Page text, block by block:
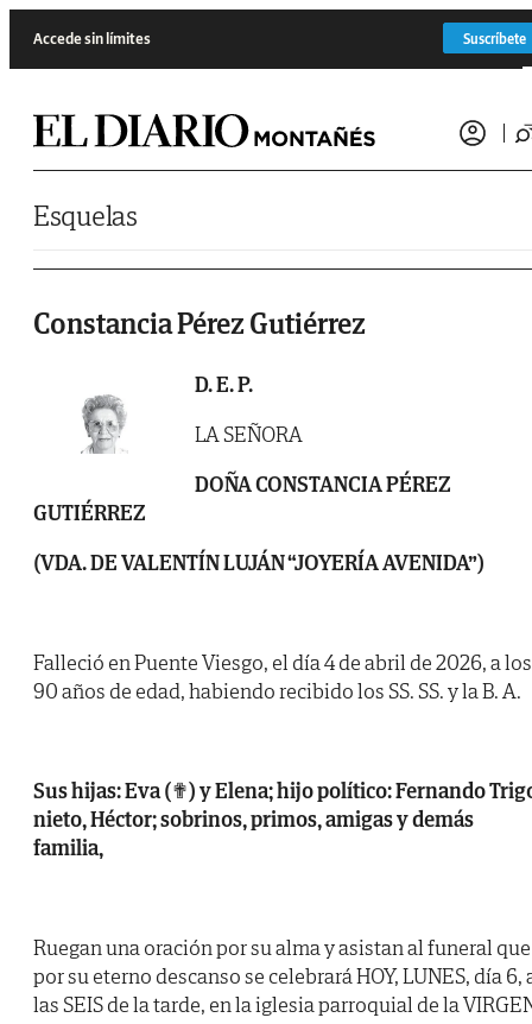
Accede sin límites Suscríbete
Esquelas
Constancia Pérez Gutiérrez
D. E. P.
LA SEÑORA
DOÑA CONSTANCIA PÉREZ
GUTIÉRREZ
(VDA. DE VALENTÍN LUJÁN “JOYERÍA AVENIDA”)
Falleció en Puente Viesgo, el día 4 de abril de 2026, a los
90 años de edad, habiendo recibido los SS. SS. y la B. A.
Sus hijas: Eva (✟) y Elena; hijo político: Fernando
nieto, Héctor; sobrinos, primos, amigas y demás
familia,
Ruegan una oración por su alma y asistan al funeral que
por su eterno descanso se celebrará HOY, LUNES, día 6,
las SEIS de la tarde, en la iglesia parroquial de la